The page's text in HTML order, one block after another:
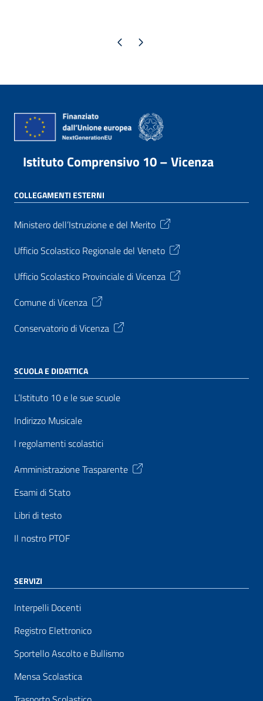
Pagina precedente
Pagina successiva
Istituto Comprensivo 10 – Vicenza
COLLEGAMENTI ESTERNI
Ministero dell’Istruzione e del Merito
Ufficio Scolastico Regionale del Veneto
Ufficio Scolastico Provinciale di Vicenza
Comune di Vicenza
Conservatorio di Vicenza
SCUOLA E DIDATTICA
L’Istituto 10 e le sue scuole
Indirizzo Musicale
I regolamenti scolastici
Amministrazione Trasparente
Esami di Stato
Libri di testo
Il nostro PTOF
SERVIZI
Interpelli Docenti
Registro Elettronico
Sportello Ascolto e Bullismo
Mensa Scolastica